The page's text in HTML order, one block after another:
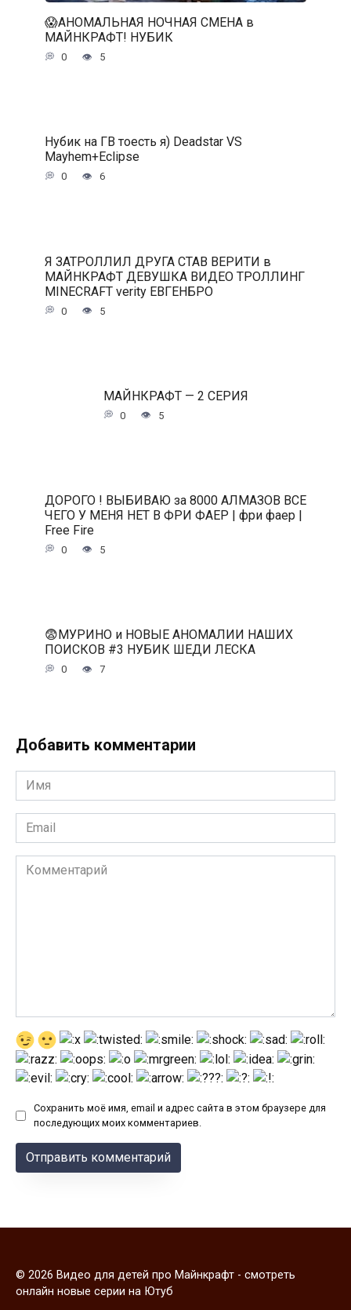
😱АНОМАЛЬНАЯ НОЧНАЯ СМЕНА в
МАЙНКРАФТ! НУБИК
0 5
Нубик на ГВ тоесть я) Deadstar VS
Mayhem+Eclipse
0 6
Я ЗАТРОЛЛИЛ ДРУГА СТАВ ВЕРИТИ в
МАЙНКРАФТ ДЕВУШКА ВИДЕО ТРОЛЛИНГ
MINECRAFT verity ЕВГЕНБРО
0 5
МАЙНКРАФТ — 2 СЕРИЯ
0 5
ДОРОГО ! ВЫБИВАЮ за 8000 АЛМАЗОВ ВСЕ
ЧЕГО У МЕНЯ НЕТ В ФРИ ФАЕР | фри фаер |
Free Fire
0 5
😨МУРИНО и НОВЫЕ АНОМАЛИИ НАШИХ
ПОИСКОВ #3 НУБИК ШЕДИ ЛЕСКА
0 7
Добавить комментарии
Имя
*
Email
*
Комментарий
Сохранить моё имя, email и адрес сайта в этом браузере для
последующих моих комментариев.
© 2026 Видео для детей про Майнкрафт - смотреть
онлайн новые серии на Ютуб